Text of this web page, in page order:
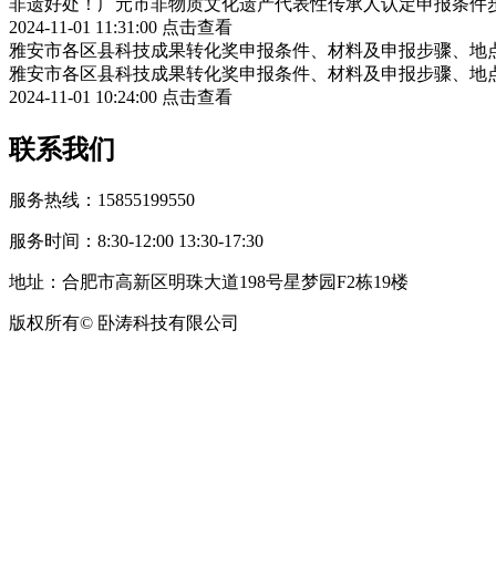
2024-11-01 11:31:00 点击查看
雅安市各区县科技成果转化奖申报条件、材料及申报步骤、地
雅安市各区县科技成果转化奖申报条件、材料及申报步骤、地
2024-11-01 10:24:00 点击查看
联系我们
服务热线：15855199550
服务时间：8:30-12:00 13:30-17:30
地址：合肥市高新区明珠大道198号星梦园F2栋19楼
版权所有© 卧涛科技有限公司